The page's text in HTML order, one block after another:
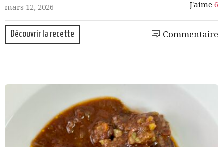
mars 12, 2026 J'aime 6
Découvrir la recette Commentaire